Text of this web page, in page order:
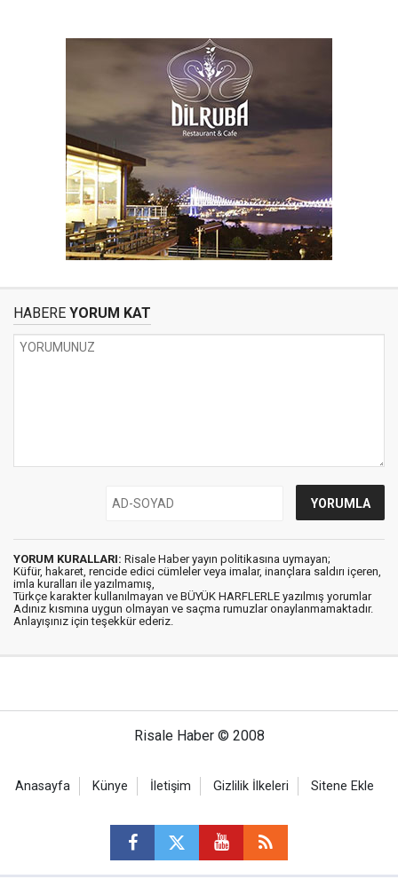
HABERE YORUM KAT
YORUM KURALLARI: Risale Haber yayın politikasına uymayan;
Küfür, hakaret, rencide edici cümleler veya imalar, inançlara saldırı içeren,
imla kuralları ile yazılmamış,
Türkçe karakter kullanılmayan ve BÜYÜK HARFLERLE yazılmış yorumlar
Adınız kısmına uygun olmayan ve saçma rumuzlar onaylanmamaktadır.
Anlayışınız için teşekkür ederiz.
Risale Haber © 2008
Anasayfa Künye İletişim Gizlilik İlkeleri Sitene Ekle